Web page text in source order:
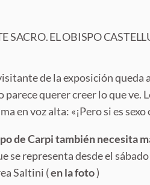
SACRO. EL OBISPO
de la exposición queda
querer creer lo que
en voz alta: «¡Pero si es sexo
de Carpi tambiénnecesita
representa desde el
Saltini (en la foto)